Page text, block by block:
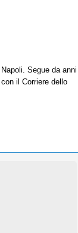
Segue da anni
il Corriere dello